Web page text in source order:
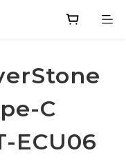
C
ECU06